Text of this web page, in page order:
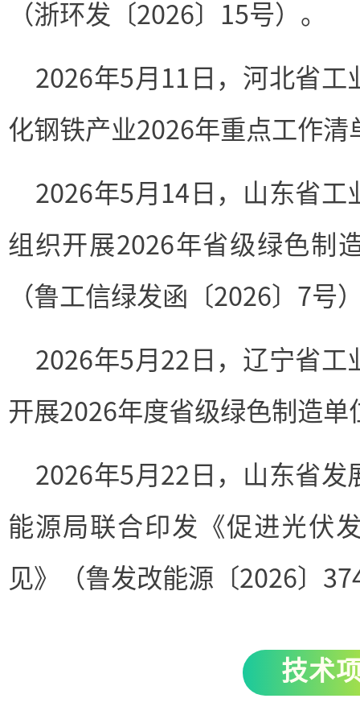
（浙环发〔2026〕15号）。
2026年5月11日，河北省工
化钢铁产业2026年重点工作清
2026年5月14日，山东省工
组织开展2026年省级绿色制
（鲁工信绿发函〔2026〕7号
2026年5月22日，辽宁省工
开展2026年度省级绿色制造单
2026年5月22日，山东省发
能源局联合印发《促进光伏
见》（鲁发改能源〔2026〕
技术